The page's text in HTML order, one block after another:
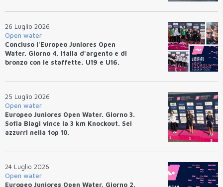
26 Luglio 2026
Open water
Concluso l'Europeo Juniores Open
Water. Giorno 4. Italia d'argento e di
bronzo con le staffette, U19 e U16.
25 Luglio 2026
Open water
Europeo Juniores Open Water. Giorno 3.
Sofia Biagi vince la 3 km Knockout. Sei
azzurri nella top 10.
24 Luglio 2026
Open water
Europeo Juniores Open Water. Giorno 2.